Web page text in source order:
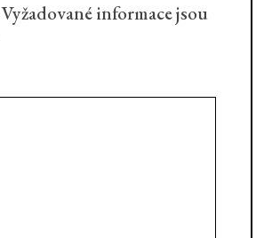
Vyžadované informace jsou